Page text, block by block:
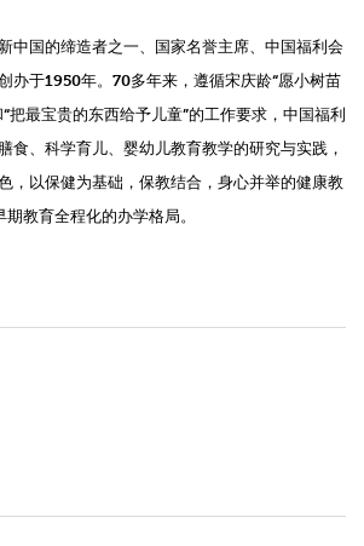
中国的缔造者之一、国家名誉主席、中国福利会
办于1950年。70多年来，遵循宋庆龄“愿小树苗
把最宝贵的东西给予儿童”的工作要求，中国福利
食、科学育儿、婴幼儿教育教学的研究与实践，
，以保健为基础，保教结合，身心并举的健康教
教育全程化的办学格局。